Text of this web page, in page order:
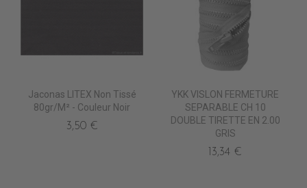
Jaconas LITEX Non Tissé
80gr/m² - Couleur Noir
3,50 €
YKK VISLON FERMETURE
SEPARABLE CH 10
DOUBLE TIRETTE EN 2.00
GRIS
13,34 €